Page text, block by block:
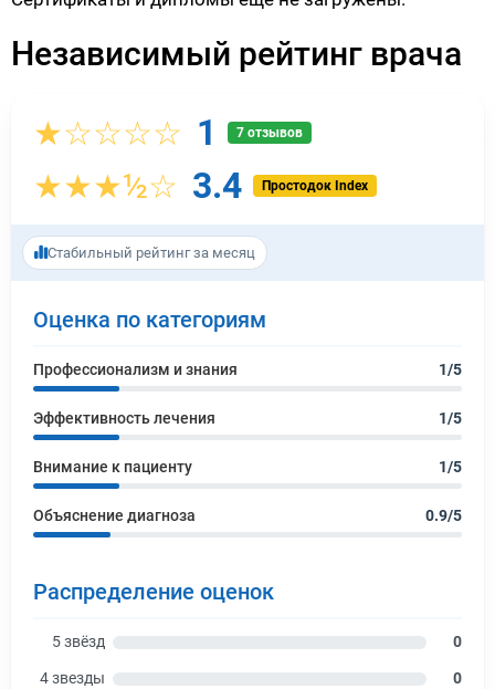
Независимый рейтинг врача
★☆☆☆☆ 1 7 отзывов
★★★½☆ 3.4 Простодок Index
Стабильный рейтинг за месяц
Оценка по категориям
Профессионализм и знания 1/5
Эффективность лечения 1/5
Внимание к пациенту 1/5
Объяснение диагноза 0.9/5
Распределение оценок
5 звёзд 0
4 звезды 0